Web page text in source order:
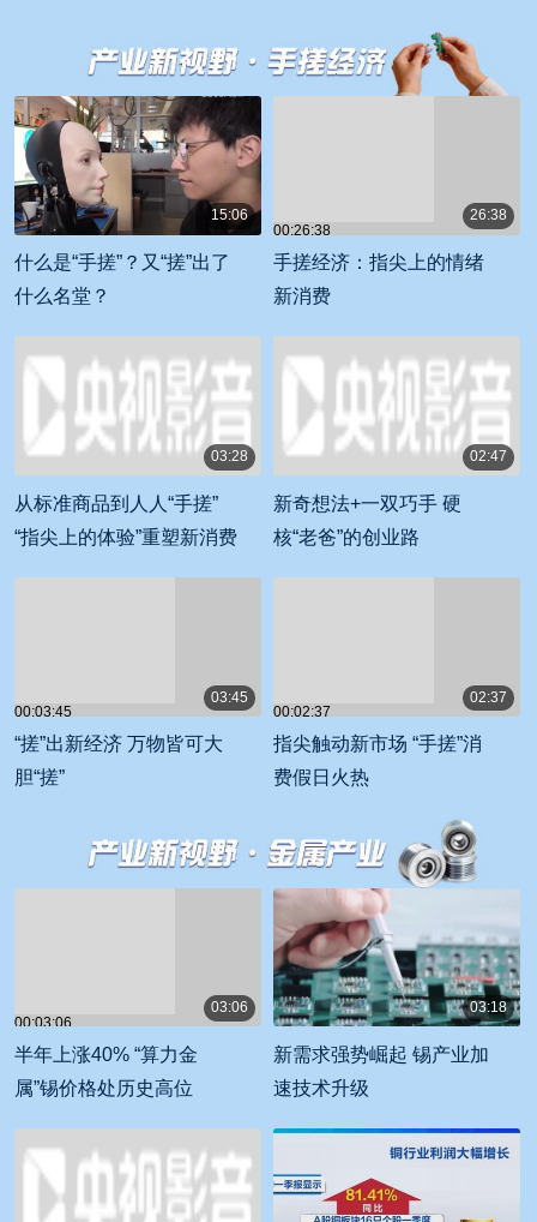
15:06
什么是“手搓”？又“搓”出了
什么名堂？
00:26:38
26:38
手搓经济：指尖上的情绪
新消费
03:28
从标准商品到人人“手搓”
“指尖上的体验”重塑新消费
02:47
新奇想法+一双巧手 硬
核“老爸”的创业路
00:03:45
03:45
“搓”出新经济 万物皆可大
胆“搓”
00:02:37
02:37
指尖触动新市场 “手搓”消
费假日火热
00:03:06
03:06
半年上涨40% “算力金
属”锡价格处历史高位
03:18
新需求强势崛起 锡产业加
速技术升级